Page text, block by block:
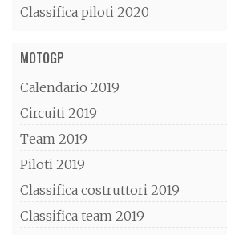
Classifica piloti 2020
MOTOGP
Calendario 2019
Circuiti 2019
Team 2019
Piloti 2019
Classifica costruttori 2019
Classifica team 2019